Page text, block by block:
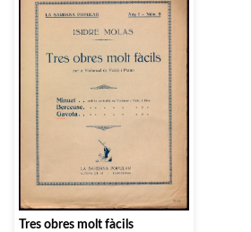
Tres obres molt fàcils